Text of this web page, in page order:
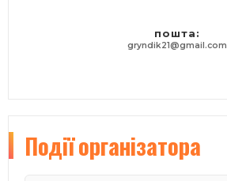
пошта:
gryndik21@gmail.com
Подіїорганізатора